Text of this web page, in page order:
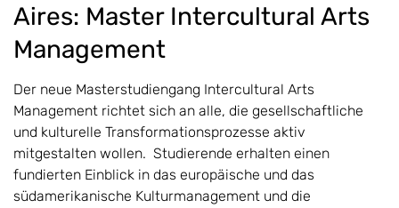
Aires: Master Intercultural Arts
Management
Der neue Masterstudiengang Intercultural Arts
Management richtet sich an alle, die gesellschaftliche
und kulturelle Transformationsprozesse aktiv
mitgestalten wollen. Studierende erhalten einen
fundierten Einblick in das europäische und das
südamerikanische Kulturmanagement und die